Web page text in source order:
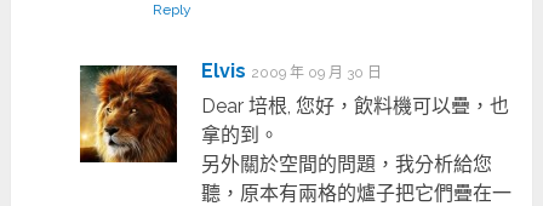
Reply
Elvis 2009 年 09 月 30 日
Dear 培根, 您好，飲料機可以疊，也
拿的到。
另外關於空間的問題，我分析給您
聽，原本有兩格的爐子把它們疊在一